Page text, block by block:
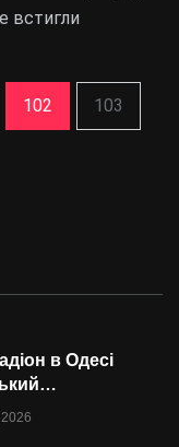
встигли
102 103
в Одесі
2026